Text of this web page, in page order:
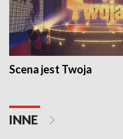
Scena jest Twoja
INNE